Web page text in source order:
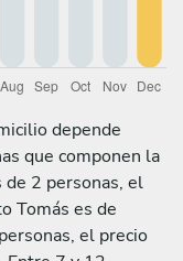
depende
que componen la
de 2 personas, el
Tomás es de
el precio